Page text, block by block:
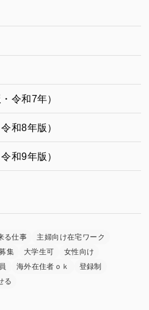
令和7年）
和8年版）
和9年版）
る仕事
主婦向け在宅ワーク
集 大学生可
女性向け
海外在住者ｏｋ
登録制
る